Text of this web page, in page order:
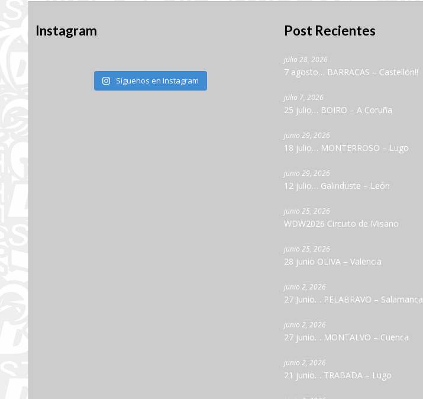
Instagram
Síguenos en Instagram
Post Recientes
julio 28, 2026
7 agosto… BARRACAS – Castellón!!
julio 7, 2026
25 julio… BOIRO – A Coruña
junio 29, 2026
18 julio… MONTERROSO – Lugo
junio 29, 2026
12 julio… Galinduste – León
junio 25, 2026
WDW2026 Circuito de Misano
junio 25, 2026
28 junio OLIVA – Valencia
junio 2, 2026
27 Junio… PELABRAVO – Salamanca
junio 2, 2026
27 junio… MONTALVO – Cuenca
junio 2, 2026
21 junio… TRABADA – Lugo